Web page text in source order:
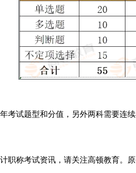
试题型和分值，另外两科需要连
称考试资讯，请关注高顿教育。